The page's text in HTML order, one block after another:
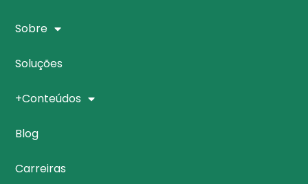
Sobre
Soluções
+Conteúdos
Blog
Carreiras